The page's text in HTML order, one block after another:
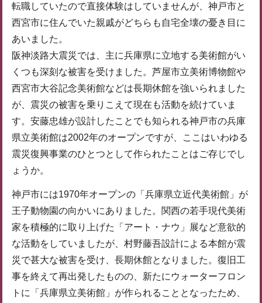
転職していたので直接体験はしていませんが、神戸市と
西宮市に住んでいた親戚がどちらも自宅全壊の憂き目に
あいました。
阪神淡路大震災では、主に兵庫県に立地する美術館がい
くつも深刻な被害を受けました。芦屋市立美術博物館や
西宮市大谷記念美術館などは長期休館を強いられました
が、震災の被害を乗りこえて現在も活動を続けていま
す。安藤忠雄が設計したことでも知られる神戸市の兵庫
県立美術館は2002年のオープンですが、ここはいわゆる
震災復興事業のひとつとして作られたことはご存じでし
ょうか。
神戸市には1970年オープンの「兵庫県立近代美術館」が
王子動物園の向かいにありました。関西の若手現代美術
家を積極的に取り上げた「アート・ナウ」展など意欲的
な活動をしていましたが、村野藤吾設計による本館が震
災で甚大な被害を受け、長期休館となりました。復旧工
事を終えて再出発したものの、新たにウォーターフロン
トに「兵庫県立美術館」が作られることとなったため、